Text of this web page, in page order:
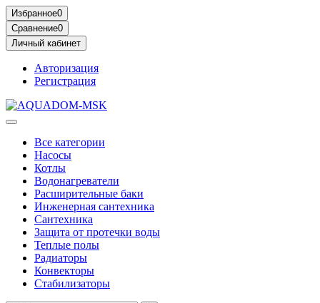
Избранное0
Сравнение0
Личный кабинет
Авторизация
Регистрация
Все категории
Насосы
Котлы
Водонагреватели
Расширительные баки
Инженерная сантехника
Сантехника
Защита от протечки воды
Теплые полы
Радиаторы
Конвекторы
Стабилизаторы